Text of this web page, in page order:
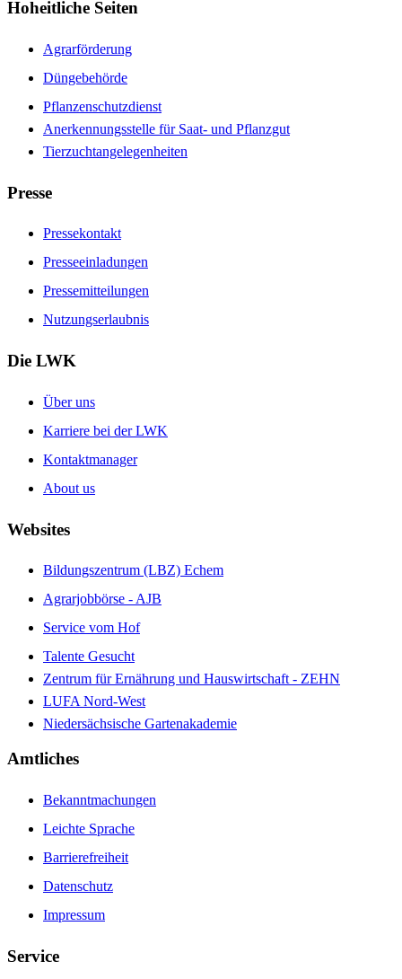
Hoheitliche Seiten
Agrarförderung
Düngebehörde
Pflanzenschutzdienst
Anerkennungsstelle für Saat- und Pflanzgut
Tierzuchtangelegenheiten
Presse
Pressekontakt
Presseeinladungen
Pressemitteilungen
Nutzungserlaubnis
Die LWK
Über uns
Karriere bei der LWK
Kontaktmanager
About us
Websites
Bildungszentrum (LBZ) Echem
Agrarjobbörse - AJB
Service vom Hof
Talente Gesucht
Zentrum für Ernährung und Hauswirtschaft - ZEHN
LUFA Nord-West
Niedersächsische Gartenakademie
Amtliches
Bekanntmachungen
Leichte Sprache
Barrierefreiheit
Datenschutz
Impressum
Service